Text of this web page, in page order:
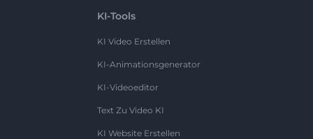
KI-Tools
KI Video Erstellen
KI-Animationsgenerator
KI-Videoeditor
Text Zu Video KI
KI Website Erstellen